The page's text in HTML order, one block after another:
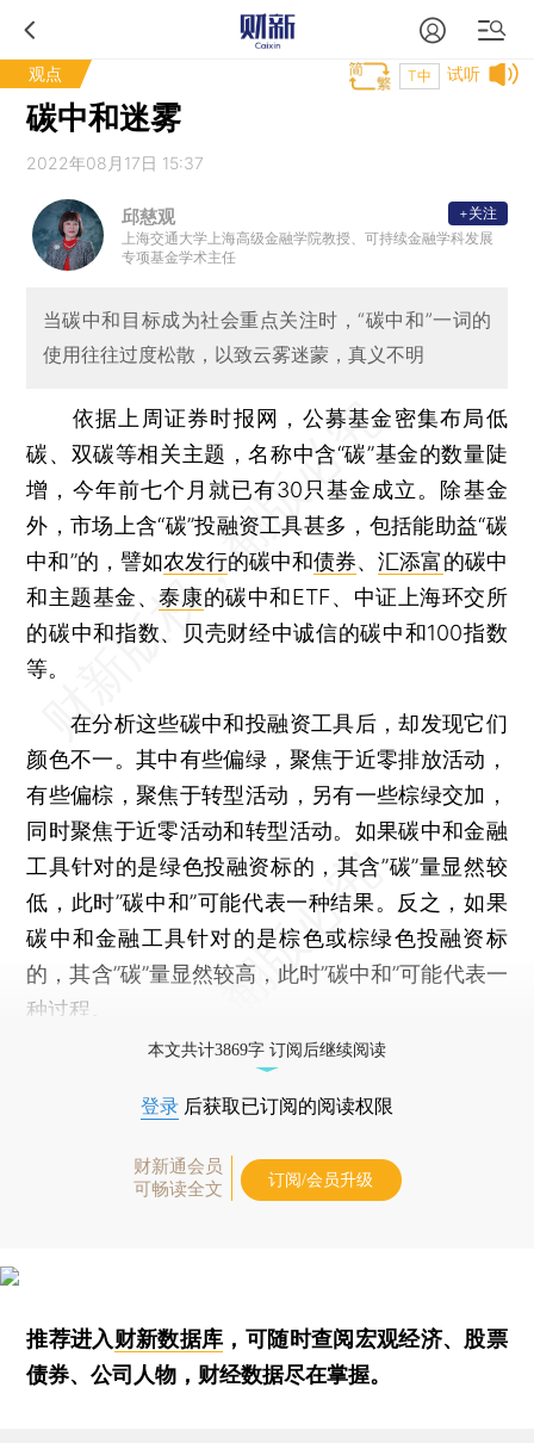
观点 试听
T中
碳中和迷雾
2022年08月17日 15:37
邱慈观
上海交通大学上海高级金融学院教授、可持续金融学科发展
专项基金学术主任
+关注
当碳中和目标成为社会重点关注时，“碳中和”一词的
使用往往过度松散，以致云雾迷蒙，真义不明
依据上周证券时报网，公募基金密集布局低
碳、双碳等相关主题，名称中含“碳”基金的数量陡
增，今年前七个月就已有30只基金成立。除基金
外，市场上含“碳”投融资工具甚多，包括能助益“碳
中和”的，譬如农发行的碳中和债券、汇添富的碳中
和主题基金、泰康的碳中和ETF、中证上海环交所
的碳中和指数、贝壳财经中诚信的碳中和100指数
等。
在分析这些碳中和投融资工具后，却发现它们
颜色不一。其中有些偏绿，聚焦于近零排放活动，
有些偏棕，聚焦于转型活动，另有一些棕绿交加，
同时聚焦于近零活动和转型活动。如果碳中和金融
工具针对的是绿色投融资标的，其含”碳”量显然较
低，此时”碳中和”可能代表一种结果。反之，如果
碳中和金融工具针对的是棕色或棕绿色投融资标
的，其含”碳”量显然较高，此时”碳中和”可能代表一
种过程。
本文共计3869字 订阅后继续阅读
登录 后获取已订阅的阅读权限
财新通会员
可畅读全文
订阅/会员升级
推荐进入财新数据库 ，可随时查阅宏观经济、股票
债券、公司人物，财经数据尽在掌握。